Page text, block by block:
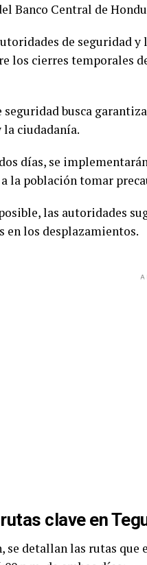
Banco Central de
de seguridad
los cierres temporales
busca
ciudadanía.
días, se
la población tomar
las autoridades
en los desplazamientos.
clave en
se detallan las rutas que